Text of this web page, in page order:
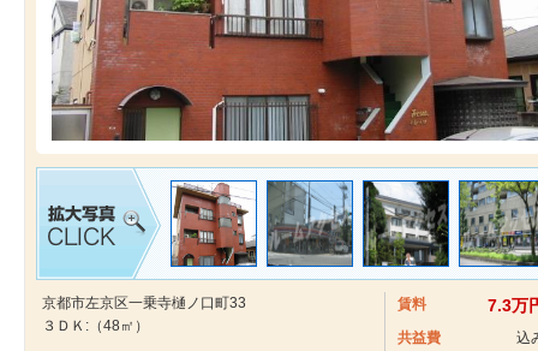
京都市左京区一乗寺樋ノ口町33
３ＤＫ:（48㎡）
賃料 7.3万
共益費
込